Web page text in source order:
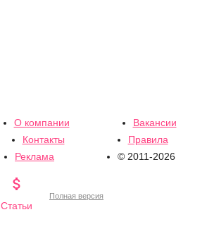
О компании
Вакансии
Контакты
Правила
Реклама
© 2011-2026

Статьи
Полная версия